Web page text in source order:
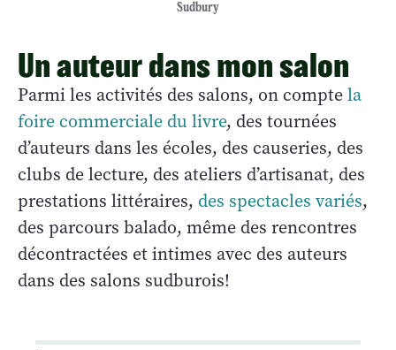
Sudbury
Un auteur dans mon salon
Parmi les activités des salons, on comptela
foire commerciale du livre, des tournées
d’auteurs dans les écoles, des causeries, des
clubs de lecture, des ateliers d’artisanat, des
prestations littéraires, des spectacles variés,
des parcours balado, même des rencontres
décontractées et intimes avec des auteurs
dans des salons sudburois!